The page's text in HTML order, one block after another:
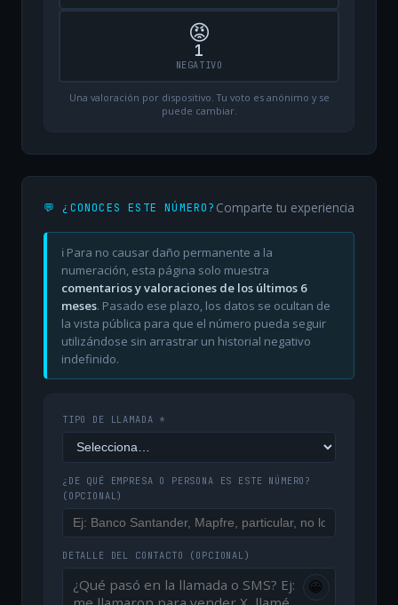
😡
1
NEGATIVO
Una valoración por dispositivo. Tu voto es anónimo y se
puede cambiar.
💬 ¿CONOCES ESTE NÚMERO? Comparte tu experiencia
ℹ️ Para no causar daño permanente a la
numeración, esta página solo muestra
comentarios y valoraciones de los últimos 6
meses. Pasado ese plazo, los datos se ocultan de
la vista pública para que el número pueda seguir
utilizándose sin arrastrar un historial negativo
indefinido.
TIPO DE LLAMADA *
¿DE QUÉ EMPRESA O PERSONA ES ESTE NÚMERO?
(OPCIONAL)
DETALLE DEL CONTACTO (OPCIONAL)
😀